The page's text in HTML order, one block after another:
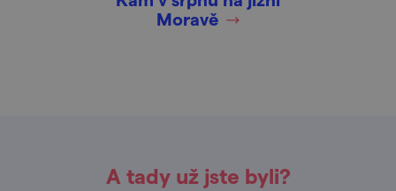
Moravě
A tady už jste byli?